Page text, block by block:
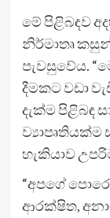
මේ පිළිබඳව
නිර්මාතෘ
පැවසුවේය.
දීමකට වඩා
දැක්ම පිළිබඳ
හැකියාව
“අපගේ
ආරක්ෂිත,